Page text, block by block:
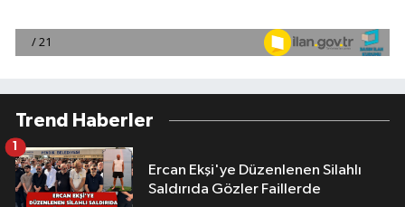
Trend Haberler
Ercan Ekşi'ye Düzenlenen Silahlı
Saldırıda Gözler Faillerde
1